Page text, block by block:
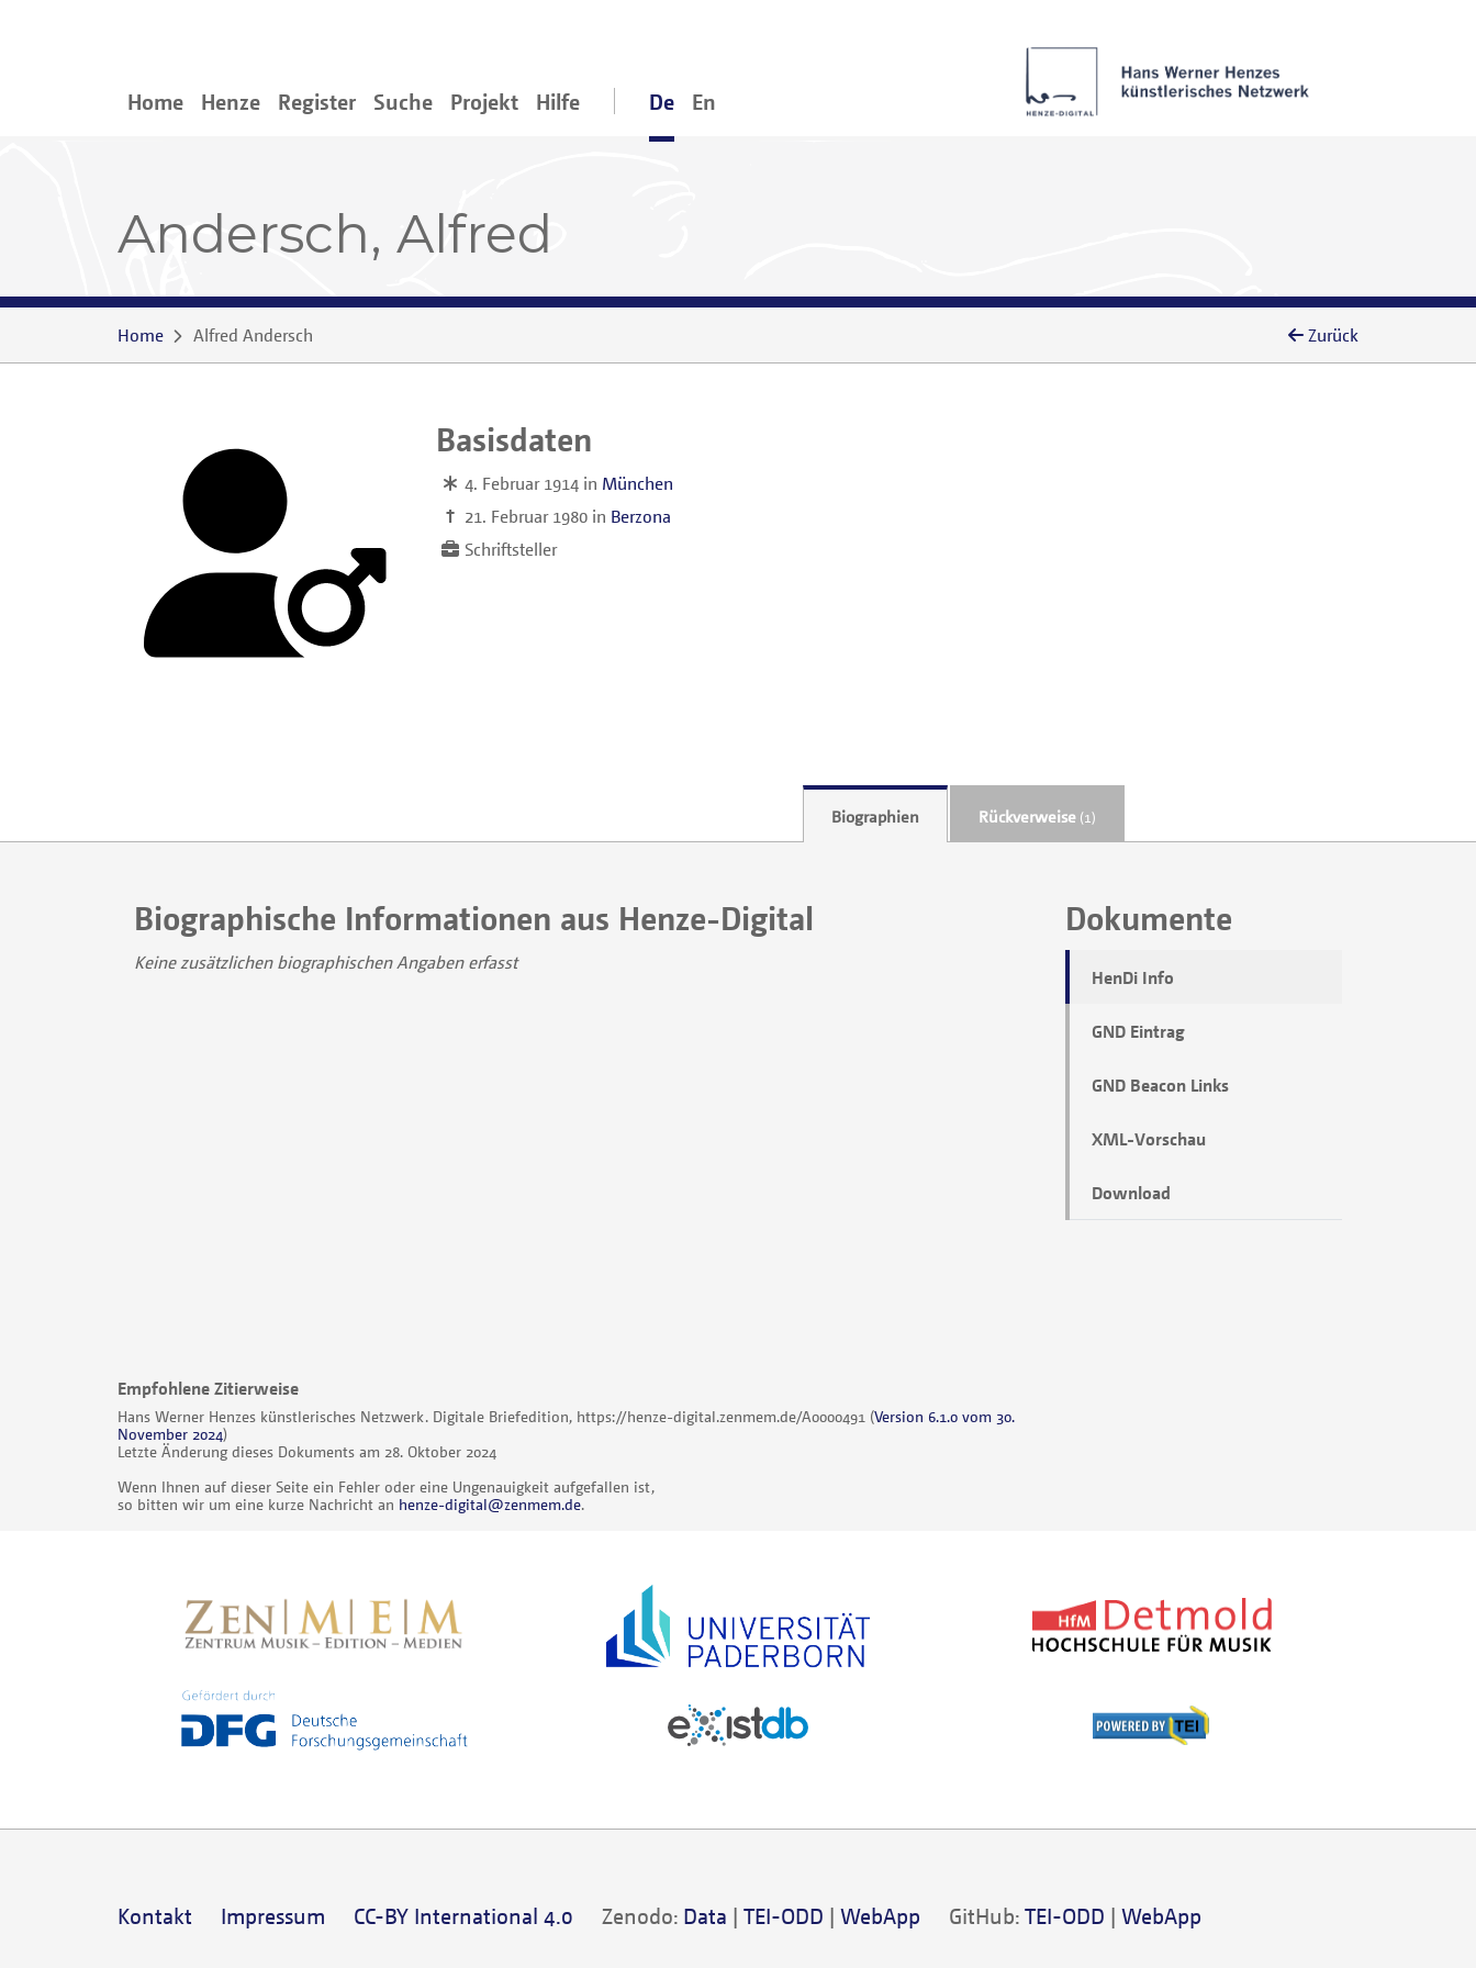
Home Henze Register Suche Projekt Hilfe De En
Andersch, Alfred
Home Alfred Andersch Zurück
Basisdaten
4. Februar 1914 in München
† 21. Februar 1980 in Berzona
Schriftsteller
Biographien Rückverweise(1)
Dokumente
HenDi Info
GND Eintrag
GND Beacon Links
XML-Vorschau
Download
Biographische Informationen aus Henze-Digital
Keine zusätzlichen biographischen Angaben erfasst
Empfohlene Zitierweise
Hans Werner Henzes künstlerisches Netzwerk. Digitale Briefedition, https://henze-digital.zenmem.de/A0000491 (Version 6.1.0 vom 30.
November 2024)
Letzte Änderung dieses Dokuments am 28. Oktober 2024
Wenn Ihnen auf dieser Seite ein Fehler oder eine Ungenauigkeit aufgefallen ist,
so bitten wir um eine kurze Nachricht an henze-digital@zenmem.de.
Kontakt Impressum CC-BY International 4.0 Zenodo: Data | TEI-ODD | WebApp GitHub: TEI-ODD | WebApp